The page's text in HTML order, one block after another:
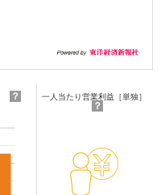
？ 一人当たり営業利益［単独］
？